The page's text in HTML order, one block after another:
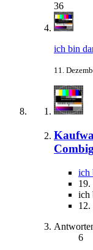
36
ich bin
11.
ich
19.
ich
12.
6